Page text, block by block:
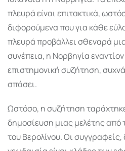
πλευρά είναι επιτακτικά,
διφορούμενα που για κάθε
πλευρά προβάλλει σθεναρά
συνέπεια, η Νορβηγία
επιστημονική συζήτηση,
σπάσει.
Ωστόσο, η συζήτηση
δημοσίευση μιας μελέτης από
του Βερολίνου. Οι συγγραφείς,